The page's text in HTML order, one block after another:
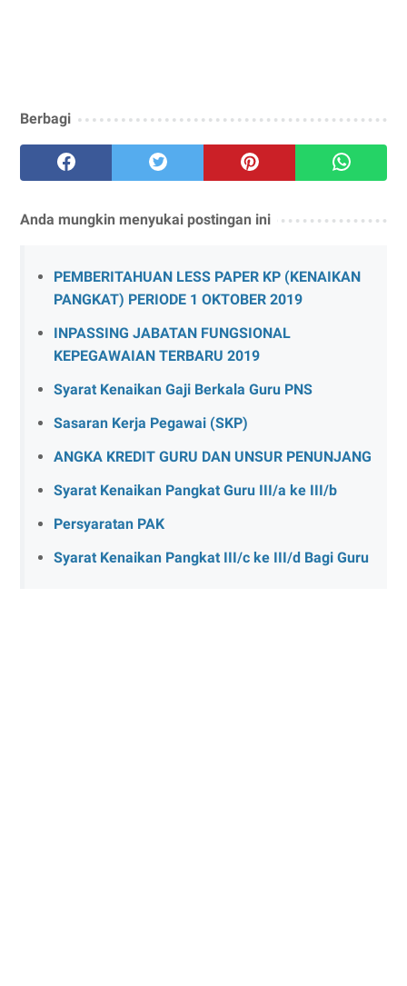
Berbagi
Anda mungkin menyukai postingan ini
PEMBERITAHUAN LESS PAPER KP (KENAIKAN
PANGKAT) PERIODE 1 OKTOBER 2019
INPASSING JABATAN FUNGSIONAL
KEPEGAWAIAN TERBARU 2019
Syarat Kenaikan Gaji Berkala Guru PNS
Sasaran Kerja Pegawai (SKP)
ANGKA KREDIT GURU DAN UNSUR PENUNJANG
Syarat Kenaikan Pangkat Guru III/a ke III/b
Persyaratan PAK
Syarat Kenaikan Pangkat III/c ke III/d Bagi Guru